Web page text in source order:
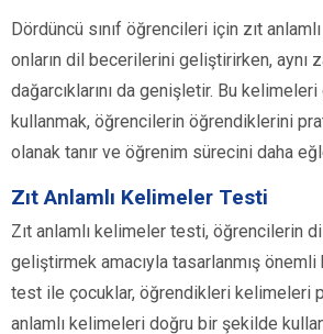
Dördüncü sınıf öğrencileri için zıt
onların dil becerilerini geliştirirken, aynı
dağarcıklarını da genişletir. Bu
kullanmak, öğrencilerin öğrendiklerini
olanak tanır ve öğrenim sürecini daha
Zıt Anlamlı Kelimeler Testi
Zıt anlamlı kelimeler testi, öğrencilerin
geliştirmek amacıyla tasarlanmış önemli
test ile çocuklar, öğrendikleri kelimeleri
anlamlı kelimeleri doğru bir şekilde